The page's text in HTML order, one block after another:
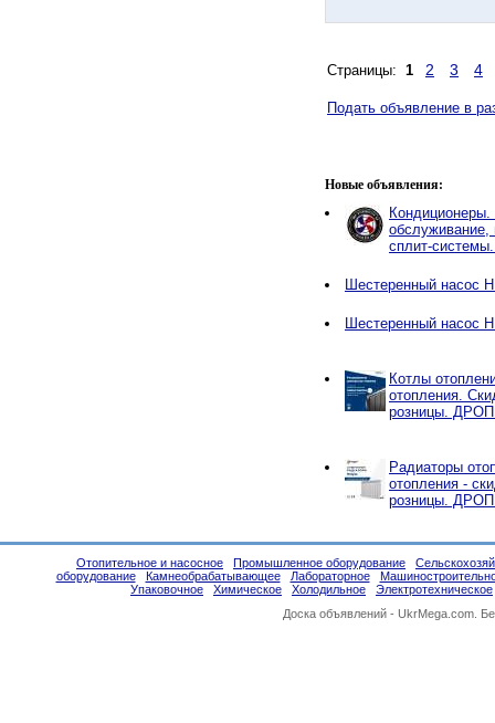
Страницы: 1 2 3 4
Подать объявление в
Новые объявления:
Кондиционеры.
обслуживание,
сплит-
Шестеренный насос
Шестеренный насос
Котлы
отопления.
розницы.
Радиаторы
отопления -
розницы.
Отопительное и насосное Промышленное оборудование
оборудование
Камнеобрабатывающее Лабораторное
Упаковочное
Химическое Холодильное
Электротехническое
Доска объявлений - UkrMega.com.